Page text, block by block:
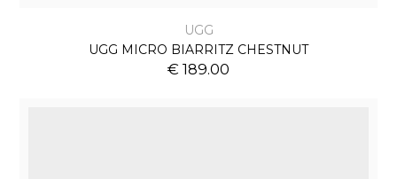
UGG
UGG MICRO BIARRITZ CHESTNUT
€ 189.00